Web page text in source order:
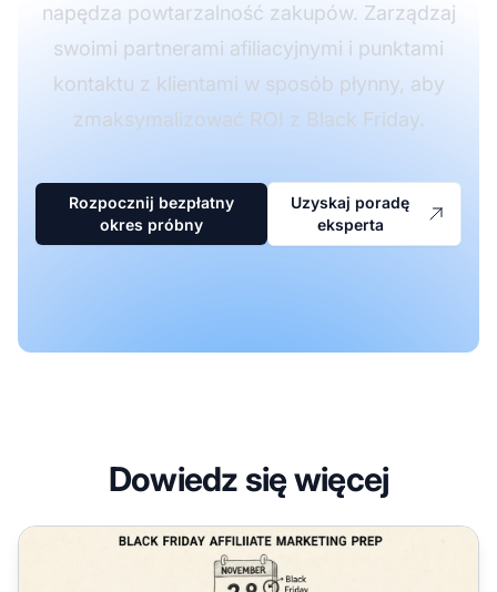
napędza powtarzalność zakupów. Zarządzaj
swoimi partnerami afiliacyjnymi i punktami
kontaktu z klientami w sposób płynny, aby
zmaksymalizować ROI z Black Friday.
Rozpocznij bezpłatny
okres próbny
Uzyskaj poradę
eksperta
Dowiedz się więcej
Black Friday Affiliate Marketing: Kompletny przewodnik